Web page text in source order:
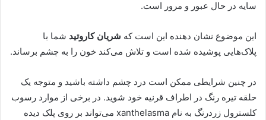
سایه در حال عبور و مرور است.
این موضوع نشان دهنده این است که شریان کاروتید شما با
پلاک‌هایی پوشیده شده است و تلاش می‌کند خون را به چشم برساند.
در چنین شرایطی ممکن است درد چشم داشته باشید و متوجه یک
حلقه تیره رنگ در اطراف قرنیه خود شوید. در برخی از موارد رسوب
کلسترول زردرنگ به نام xanthelasma می‌تواند بر روی پلک دیده